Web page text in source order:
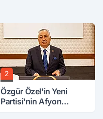
2
Özgür Özel'in Yeni
Partisi'nin Afyon